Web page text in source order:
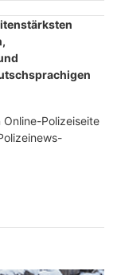
Polizeiseite